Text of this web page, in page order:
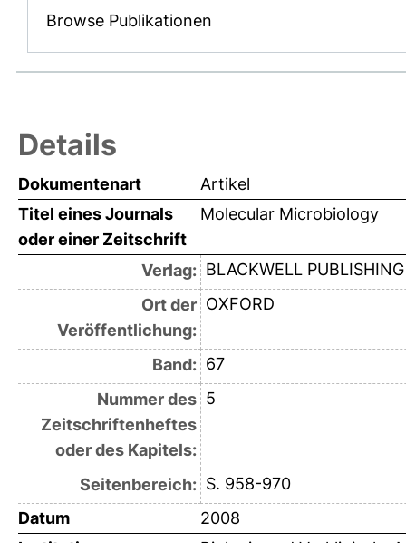
Browse Publikationen
Details
Dokumentenart
Artikel
Titel eines Journals
oder einer Zeitschrift
Molecular Microbiology
Verlag: BLACKWELL PUBLISHING
Ort der
Veröffentlichung:
OXFORD
Band: 67
Nummer des
Zeitschriftenheftes
oder des Kapitels:
5
Seitenbereich: S. 958-970
Datum
2008